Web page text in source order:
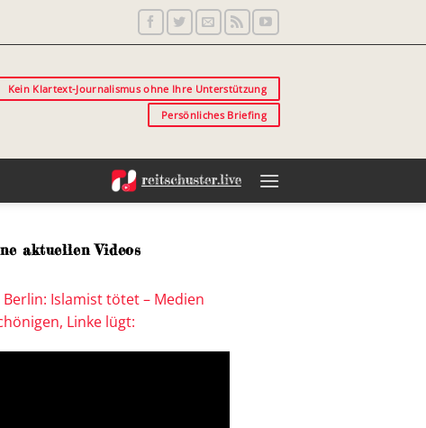
Kein Klartext-Journalismus ohne Ihre Unterstützung
Persönliches Briefing
aktuellen Videos
Berlin: Islamist tötet – Medien
Linke lügt: